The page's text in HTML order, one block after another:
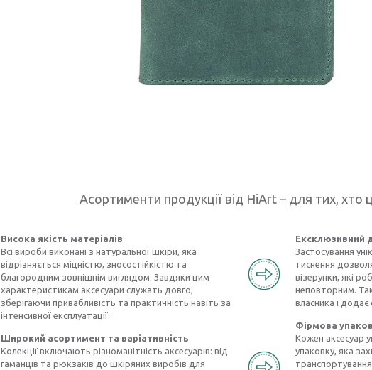
Асортименти продукції від HiArt – для тих, хто
Висока якість матеріалів
Всі вироби виконані з натуральної шкіри, яка
відрізняється міцністю, зносостійкістю та
благородним зовнішнім виглядом. Завдяки цим
характеристикам аксесуари служать довго,
зберігаючи привабливість та практичність навіть за
інтенсивної експлуатації.
Широкий асортимент та варіативність
Колекції включають різноманітність аксесуарів: від
гаманців та рюкзаків до шкіряних виробів для
Ексклюзивний
Застосування
тиснення
візерунки, які
неповторним.
власника і
Фірмова
Кожен аксесуар
упаковку, яка